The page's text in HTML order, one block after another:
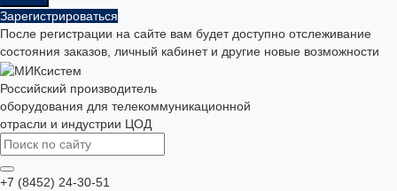
Зарегистрироваться
После регистрации на сайте вам будет доступно отслеживание
состояния заказов, личный кабинет и другие новые возможности
Российский производитель
оборудования для телекоммуникационной
отрасли и индустрии ЦОД
+7 (8452) 24-30-51